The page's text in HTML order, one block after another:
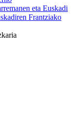
eta Euskadi
Frantziako